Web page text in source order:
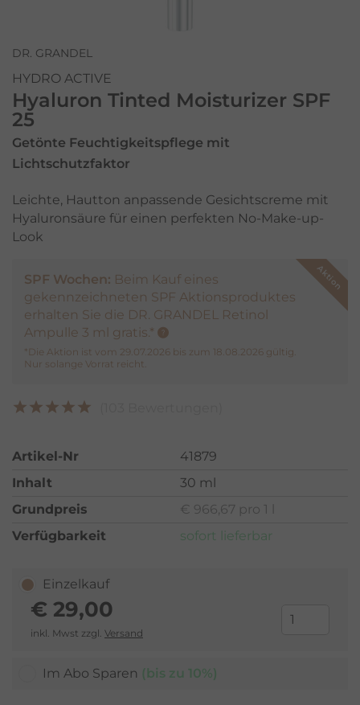
DR. GRANDEL
HYDRO ACTIVE
Hyaluron Tinted Moisturizer SPF
25
Getönte Feuchtigkeitspflege mit
Lichtschutzfaktor
Leichte, Hautton anpassende Gesichtscreme mit
Hyaluronsäure für einen perfekten No-Make-up-
Look
SPF Wochen: Beim Kauf eines
gekennzeichneten SPF Aktionsproduktes
erhalten Sie die DR. GRANDEL Retinol
Ampulle 3 ml gratis.*
*Die Aktion ist vom 29.07.2026 bis zum 18.08.2026 gültig.
Nur solange Vorrat reicht.
Artikel-Nr
41879
Inhalt
30 ml
Grundpreis
€ 966,67 pro 1 l
Verfügbarkeit
sofort lieferbar
Einzelkauf
€ 29,00
inkl. Mwst zzgl. Versand
Im Abo Sparen (bis zu 10%)